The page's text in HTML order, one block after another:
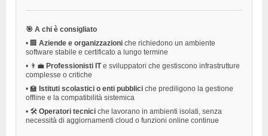
🎯 A chi è consigliato
• 🏢 Aziende e organizzazioni che richiedono un ambiente
software stabile e certificato a lungo termine
• 👨‍💼 Professionisti ITe sviluppatori che gestiscono infrastrutture
complesse o critiche
• 🏫 Istituti scolastici o enti pubblici che prediligono la gestione
offline e la compatibilità sistemica
• 🛠️ Operatori tecnici che lavorano in ambienti isolati, senza
necessità di aggiornamenti cloud o funzioni online continue